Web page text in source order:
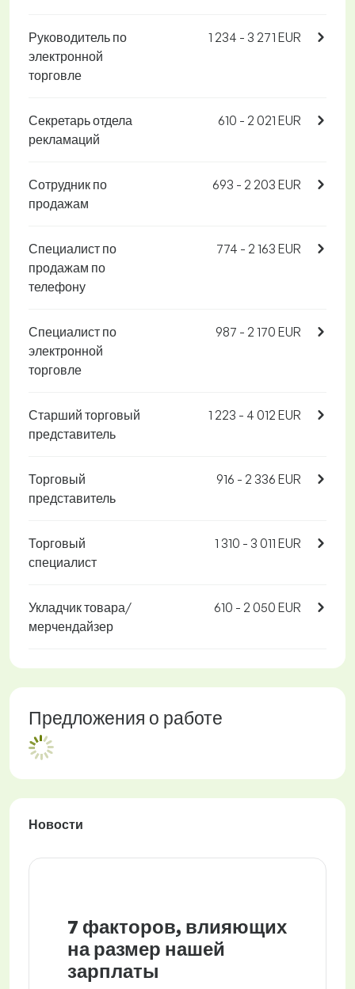
Руководитель по
электронной
торговле
1 234 - 3 271 EUR
Секретарь отдела
рекламаций
610 - 2 021 EUR
Сотрудник по
продажам
693 - 2 203 EUR
Специалист по
продажам по
телефону
774 - 2 163 EUR
Специалист по
электронной
торговле
987 - 2 170 EUR
Старший торговый
представитель
1 223 - 4 012 EUR
Торговый
представитель
916 - 2 336 EUR
Торговый
специалист
1 310 - 3 011 EUR
Укладчик товара/
мерчендайзер
610 - 2 050 EUR
Предложения о работе
Новости
7 факторов, влияющих
на размер нашей
зарплаты